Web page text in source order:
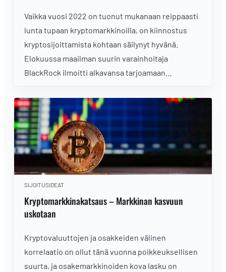
Vaikka vuosi 2022 on tuonut mukanaan reippaasti
lunta tupaan kryptomarkkinoilla, on kiinnostus
kryptosijoittamista kohtaan säilynyt hyvänä.
Elokuussa maailman suurin varainhoitaja
BlackRock ilmoitti alkavansa tarjoamaan
asiakkailleen.
SIJOITUSIDEAT
Kryptomarkkinakatsaus – Markkinan kasvuun
uskotaan
Kryptovaluuttojen ja osakkeiden välinen
korrelaatio on ollut tänä vuonna poikkeuksellisen
suurta, ja osakemarkkinoiden kova lasku on